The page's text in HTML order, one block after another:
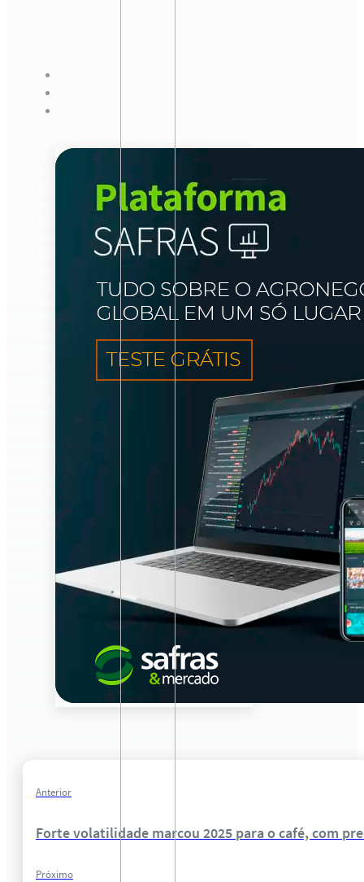
Anterior
Forte volatilidade marcou 2025 para o café, com
Próximo